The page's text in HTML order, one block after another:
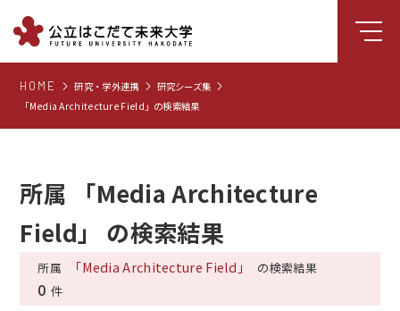
大学について
学部
就職支援
学生生活
研究・学外連携
組織・センター
HOME 研究・学外連携
研究シーズ集
「Media Architecture Field」の検索結果
所属 「Media Architecture
Field」 の検索結果
所属 「Media Architecture Field」 の検索結果
0 件